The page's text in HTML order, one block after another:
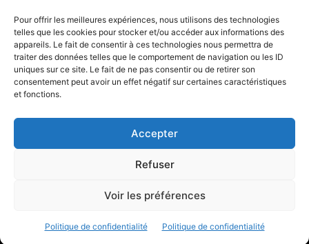
Pour offrir les meilleures expériences, nous utilisons des technologies
telles que les cookies pour stocker et/ou accéder aux informations des
appareils. Le fait de consentir à ces technologies nous permettra de
traiter des données telles que le comportement de navigation ou les ID
uniques sur ce site. Le fait de ne pas consentir ou de retirer son
consentement peut avoir un effet négatif sur certaines caractéristiques
et fonctions.
Accepter
Refuser
Voir les préférences
Politique de confidentialité Politique de confidentialité
À PROPOS
SUIVEZ NOUS
© 2023 - Marine & Océans